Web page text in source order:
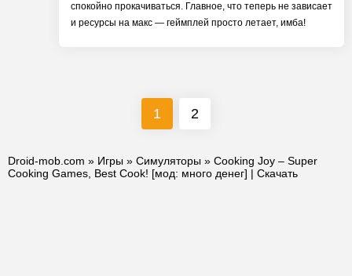
спокойно прокачиваться. Главное, что теперь не зависает
и ресурсы на макс — геймплей просто летает, имба!
1 2
Droid-mob.com » Игры » Симуляторы » Cooking Joy – Super
Cooking Games, Best Cook! [мод: много денег] | Скачать